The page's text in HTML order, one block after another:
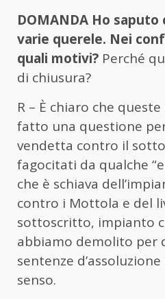
DOMANDA Ho
varie querele. Nei
quali motivi? Perché
di chiusura?
R – È chiaro che
fatto una questione
vendetta contro il
fagocitati da qualche
che è schiava
contro i Mottola e del
sottoscritto, impianto
abbiamo demolito per
sentenze
senso.